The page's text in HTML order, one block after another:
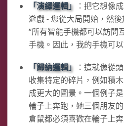
演繹邏輯
：把它想像
遊戲 - 您從大局開始，然
“所有智能手機都可以訪問
手機。因此，我的手機可
歸納邏輯
：這就像從
收集特定的碎片，例如積
成更大的圖景。一個例子
輪子上奔跑，她三個朋友
倉鼠都必須喜歡在輪子上奔